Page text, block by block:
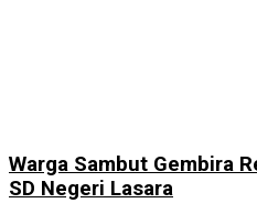
Warga Sambut Gembira
SD Negeri Lasara